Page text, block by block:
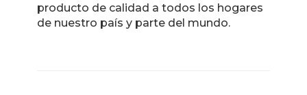
producto de calidad a todos los hogares
de nuestro país y parte del mundo.